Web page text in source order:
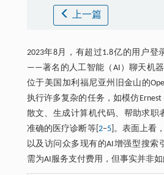
上一篇
2023年8月，有超过1.8亿的用户登
——著名的人工智能（AI）聊天机器
位于美国加利福尼亚州旧金山的
执行许多复杂的任务，如模仿Ernest
散文、生成计算机代码、帮助求职
准确的医疗诊断等[ 2‒5]。表面上看
以及访问众多现有的AI增强型搜索
需为AI服务支付费用，但事实并非如